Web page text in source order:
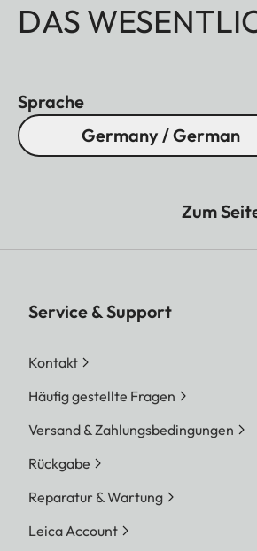
DAS
Sprache
Germany / German
Zum
Service & Support
Kontakt
Häufig gestellte Fragen
Versand & Zahlungsbedingungen
Rückgabe
Reparatur & Wartung
Leica Account